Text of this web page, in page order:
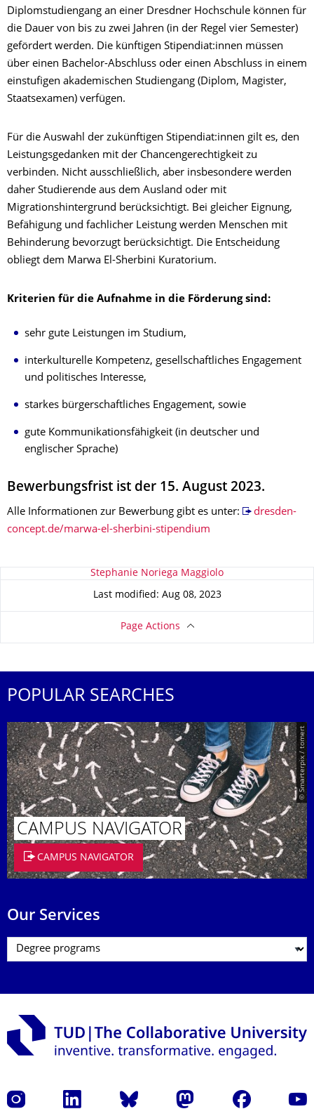
Diplomstudiengang an einer Dresdner Hochschule können für
die Dauer von bis zu zwei Jahren (in der Regel vier Semester)
gefördert werden. Die künftigen Stipendiat:innen müssen
über einen Bachelor-Abschluss oder einen Abschluss in einem
einstufigen akademischen Studiengang (Diplom, Magister,
Staatsexamen) verfügen.
Für die Auswahl der zukünftigen Stipendiat:innen gilt es, den
Leistungsgedanken mit der Chancengerechtigkeit zu
verbinden. Nicht ausschließlich, aber insbesondere werden
daher Studierende aus dem Ausland oder mit
Migrationshintergrund berücksichtigt. Bei gleicher Eignung,
Befähigung und fachlicher Leistung werden Menschen mit
Behinderung bevorzugt berücksichtigt. Die Entscheidung
obliegt dem Marwa El-Sherbini Kuratorium.
Kriterien für die Aufnahme in die Förderung sind:
sehr gute Leistungen im Studium,
interkulturelle Kompetenz, gesellschaftliches Engagement
und politisches Interesse,
starkes bürgerschaftliches Engagement, sowie
gute Kommunikationsfähigkeit (in deutscher und
englischer Sprache)
Bewerbungsfrist ist der 15. August 2023.
Alle Informationen zur Bewerbung gibt es unter:
dresden-
concept.de/marwa-el-sherbini-stipendium
About this pageStephanie Noriega Maggiolo
Last modified: Aug 08, 2023
Page Actions
POPULAR SEARCHES
© Smarterpix / tomert
CAMPUS NAVIGATOR
CAMPUS NAVIGATOR
Our Services
Instagram LinkedIn Bluesky Mastodon Facebook